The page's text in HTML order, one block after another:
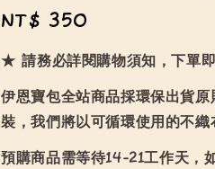
Regular
price
NT$ 350
★ 請務必詳閱購物須知，下單
伊恩寶包全站商品採環保出貨
裝，我們將以可循環使用的不織
預購商品需等待14-21工作天，